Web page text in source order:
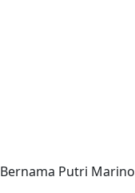
Putri Marino